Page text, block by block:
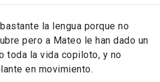
la lengua porque no
pero a Mateo le han dado un
toda la vida copiloto, y no
en movimiento.